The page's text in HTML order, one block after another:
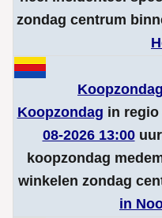
zondag centrum
Koopzondag in regio
08-2026 13:00uur
koopzondag
winkelen zondag
in